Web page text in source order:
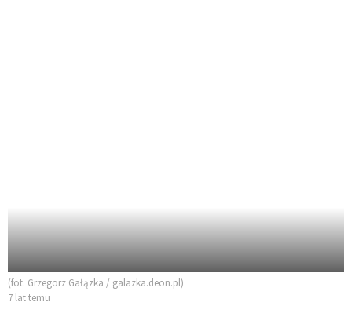
(fot. Grzegorz Gałązka / galazka.deon.pl)
7 lat temu